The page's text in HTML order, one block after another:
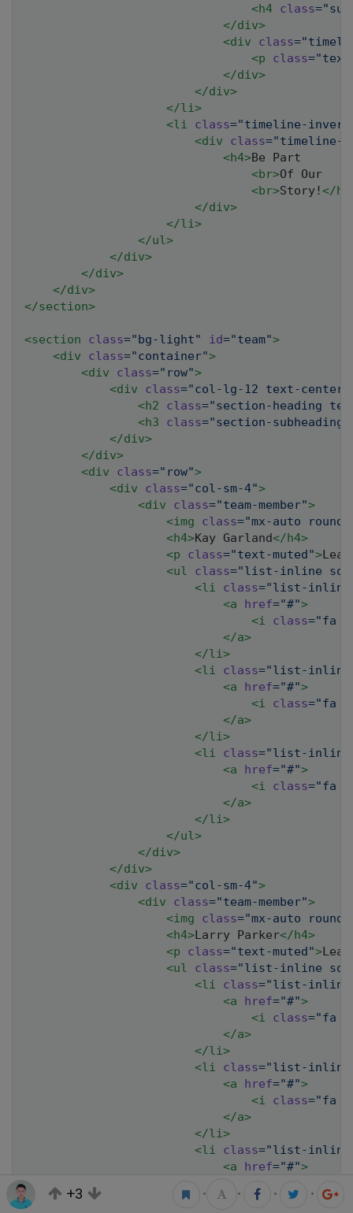
<h4 class="
</div>
<div class="
<p class="
</div>
</div>
</li>
<li class="timeline-
<div class="timeline-
<h4>Be Part
<br>Of Our
<br>Story!</h4
</div>
</li>
</ul>
</div>
</div>
</div>
</section>
<section class="bg-light" id="team">
<div class="container">
<div class=" row">
<div class="col-lg-12 text-center
<h2 class="section-heading
<h3 class="section-subheading
</div>
</div>
<div class=" row">
<div class="col-sm-4">
<div class="team-member">
<img class="mx-auto
<h4>Kay Garland</h4>
<p class="text-muted">
<ul class="list-inline
<li class="list-
<a href="#">
<i class="fa
</a>
</li>
<li class="list-
<a href="#">
<i class="fa
</a>
</li>
<li class="list-
<a href="#">
<i class="fa
</a>
</li>
</ul>
</div>
</div>
<div class="col-sm-4">
<div class="team-member">
<img class="mx-auto
<h4>Larry Parker</h4>
<p class="text-muted">
<ul class="list-inline
<li class="list-
<a href="#">
<i class="fa
</a>
</li>
<li class="list-
<a href="#">
<i class="fa
</a>
</li>
<li class="list-
<a href="#">
</ a
+3 • • • •